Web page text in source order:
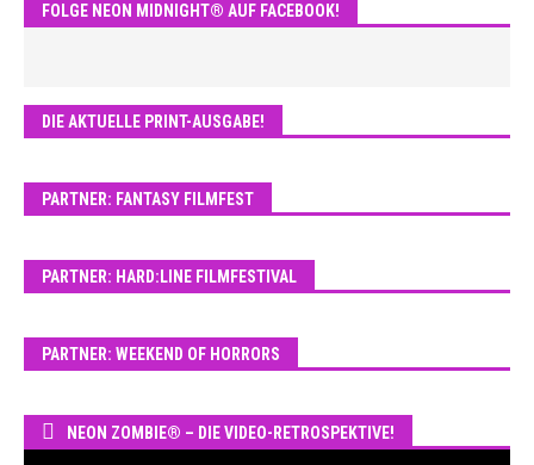
FOLGE NEON MIDNIGHT® AUF FACEBOOK!
DIE AKTUELLE PRINT-AUSGABE!
PARTNER: FANTASY FILMFEST
PARTNER: HARD:LINE FILMFESTIVAL
PARTNER: WEEKEND OF HORRORS
NEON ZOMBIE® – DIE VIDEO-RETROSPEKTIVE!